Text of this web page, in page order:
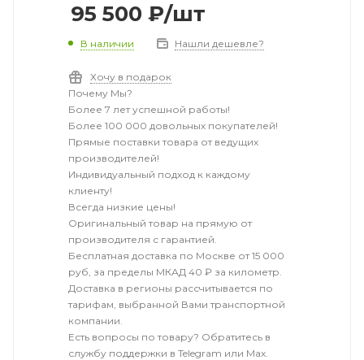
95 500 ₽/шт
В наличии Нашли дешевле?
Хочу в подарок
Почему Мы?
Более 7 лет успешной работы!
Более 100 000 довольных покупателей!
Прямые поставки товара от ведущих
производителей!
Индивидуальный подход к каждому
клиенту!
Всегда низкие цены!
Оригинальный товар на прямую от
производителя с гарантией.
Бесплатная доставка по Москве от 15 000
руб, за пределы МКАД 40 ₽ за километр.
Доставка в регионы рассчитывается по
тарифам, выбранной Вами транспортной
компании.
Есть вопросы по товару? Обратитесь в
службу поддержки в Telegram или Max.